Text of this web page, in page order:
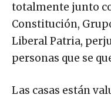
totalmente junto
Constitución,
Liberal Patria,
personas que se
Las casas están